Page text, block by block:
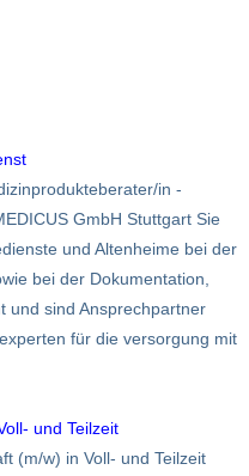
in -
GmbH Stuttgart Sie
und Altenheime bei der
bei der Dokumentation,
und sind Ansprechpartner
für die versorgung mit
und Teilzeit
(m/w) in Voll- und Teilzeit